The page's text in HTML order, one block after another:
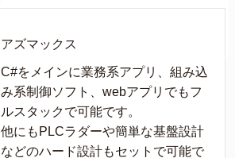
アズマックス
C#をメインに業務系アプリ、組み込
み系制御ソフト、webアプリでもフ
ルスタックで可能です。
他にもPLCラダーや簡単な基盤設計
などのハード設計もセットで可能で